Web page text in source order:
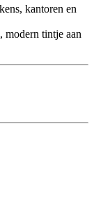
kantoren en
modern tintje aan